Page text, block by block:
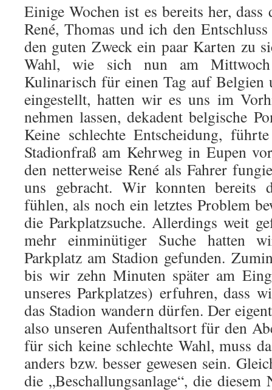
Einige Wochen ist es bereits her,
René, Thomas und ich den
den guten Zweck ein paar Karten zu
Wahl, wie sich nun am Mittwoch
Kulinarisch für einen Tag auf Belgien
eingestellt, hatten wir es uns im
nehmen lassen, dekadent belgische
Keine schlechte Entscheidung,
Stadionfraß am Kehrweg in Eupen
den netterweise René als Fahrer
uns gebracht. Wir konnten bereits
fühlen, als noch ein letztes Problem
die Parkplatzsuche. Allerdings weit
mehr einminütiger Suche hatten
Parkplatz am Stadion gefunden.
bis wir zehn Minuten später am
unseres Parkplatzes) erfuhren, dass
das Stadion wandern dürfen. Der
also unseren Aufenthaltsort für den
für sich keine schlechte Wahl, muss
anders bzw. besser gewesen sein.
die „Beschallungsanlage“, die